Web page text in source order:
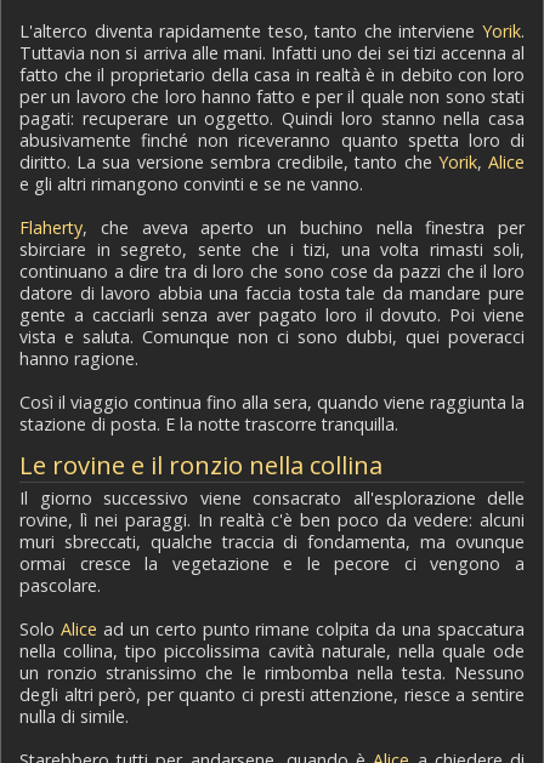
L'alterco diventa rapidamente teso, tanto che interviene Yorik.
Tuttavia non si arriva alle mani. Infatti uno dei sei tizi accenna al
fatto che il proprietario della casa in realtà è in debito con loro
per un lavoro che loro hanno fatto e per il quale non sono stati
pagati: recuperare un oggetto. Quindi loro stanno nella casa
abusivamente finché non riceveranno quanto spetta loro di
diritto. La sua versione sembra credibile, tanto che Yorik,Alice
e gli altri rimangono convinti e se ne vanno.
Flaherty, che aveva aperto un buchino nella finestra per
sbirciare in segreto, sente che i tizi, una volta rimasti soli,
continuano a dire tra di loro che sono cose da pazzi che il loro
datore di lavoro abbia una faccia tosta tale da mandare pure
gente a cacciarli senza aver pagato loro il dovuto. Poi viene
vista e saluta. Comunque non ci sono dubbi, quei poveracci
hanno ragione.
Così il viaggio continua fino alla sera, quando viene raggiunta la
stazione di posta. E la notte trascorre tranquilla.
Le rovine e il ronzio nella collina
Il giorno successivo viene consacrato all'esplorazione delle
rovine, lì nei paraggi. In realtà c'è ben poco da vedere: alcuni
muri sbreccati, qualche traccia di fondamenta, ma ovunque
ormai cresce la vegetazione e le pecore ci vengono a
pascolare.
Solo Alice ad un certo punto rimane colpita da una spaccatura
nella collina, tipo piccolissima cavità naturale, nella quale ode
un ronzio stranissimo che le rimbomba nella testa. Nessuno
degli altri però, per quanto ci presti attenzione, riesce a sentire
nulla di simile.